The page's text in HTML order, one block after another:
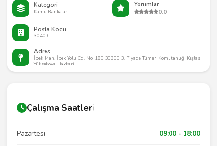
Kategori
Kamu Bankaları
Yorumlar
0.0
Posta Kodu
30400
Adres
İpek Mah. İpek Yolu Cd. No: 180 30300 3. Piyade Tümen Komutanlığı Kışlası
Yüksekova Hakkari
Çalışma Saatleri
Pazartesi 09:00 - 18:00